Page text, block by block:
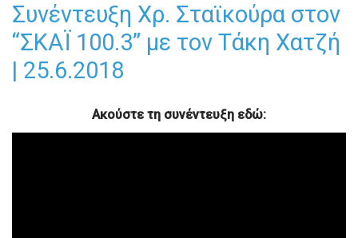
Συνέντευξη Χρ. Σταϊκούρα στον
“ΣΚΑΪ 100.3” με τον Τάκη Χατζή
| 25.6.2018
Ακούστε τη συνέντευξη εδώ: